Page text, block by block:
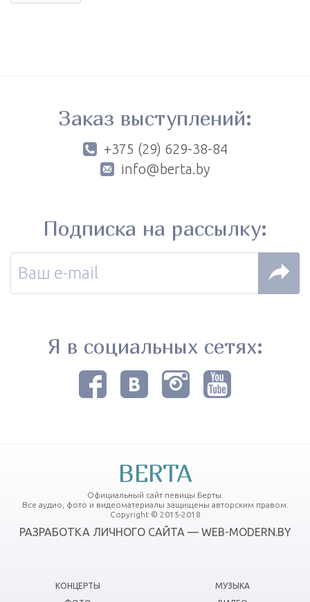
Заказ выступлений:
+375 (29) 629-38-84
info@berta.by
Подписка на рассылку:
Я в социальных сетях:
BERTA
Официальный сайт певицы Берты.
Все аудио, фото и видеоматериалы защищены авторским правом.
Copyright © 2015-2018
РАЗРАБОТКА ЛИЧНОГО САЙТА — WEB-MODERN.BY
КОНЦЕРТЫ
МУЗЫКА